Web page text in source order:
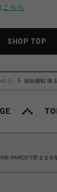
こちら
SHOP TOP
Q
呪術廻戦 懐
PARCOで貯まる＆